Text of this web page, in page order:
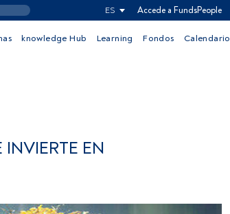
ES Accede a FundsPeople
knowledge Hub Learning Fondos Calendario
EN